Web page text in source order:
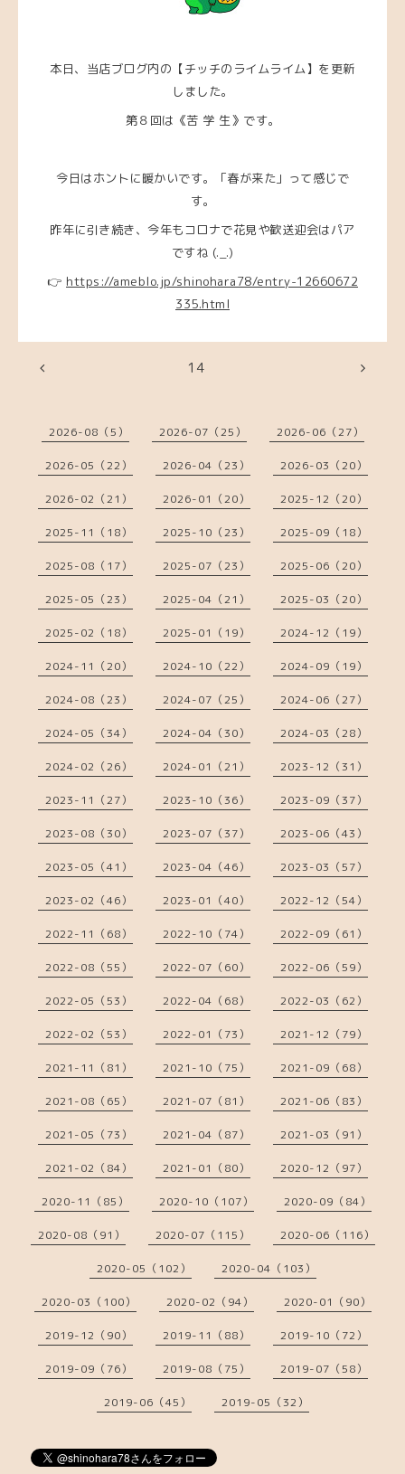
本日、当店ブログ内の【チッチのライムライム】を更新
しました。
第８回は《苦 学 生》です。
今日はホントに暖かいです。「春が来た」って感じで
す。
昨年に引き続き、今年もコロナで花見や歓送迎会はパア
ですね (._.)
👉 https://ameblo.jp/shinohara78/entry-12660672
335.html
14
2026-08（5） 2026-07（25） 2026-06（27）
2026-05（22） 2026-04（23） 2026-03（20）
2026-02（21） 2026-01（20） 2025-12（20）
2025-11（18） 2025-10（23） 2025-09（18）
2025-08（17） 2025-07（23） 2025-06（20）
2025-05（23） 2025-04（21） 2025-03（20）
2025-02（18） 2025-01（19） 2024-12（19）
2024-11（20） 2024-10（22） 2024-09（19）
2024-08（23） 2024-07（25） 2024-06（27）
2024-05（34） 2024-04（30） 2024-03（28）
2024-02（26） 2024-01（21） 2023-12（31）
2023-11（27） 2023-10（36） 2023-09（37）
2023-08（30） 2023-07（37） 2023-06（43）
2023-05（41） 2023-04（46） 2023-03（57）
2023-02（46） 2023-01（40） 2022-12（54）
2022-11（68） 2022-10（74） 2022-09（61）
2022-08（55） 2022-07（60） 2022-06（59）
2022-05（53） 2022-04（68） 2022-03（62）
2022-02（53） 2022-01（73） 2021-12（79）
2021-11（81） 2021-10（75） 2021-09（68）
2021-08（65） 2021-07（81） 2021-06（83）
2021-05（73） 2021-04（87） 2021-03（91）
2021-02（84） 2021-01（80） 2020-12（97）
2020-11（85） 2020-10（107） 2020-09（84）
2020-08（91） 2020-07（115） 2020-06（116）
2020-05（102） 2020-04（103）
2020-03（100） 2020-02（94） 2020-01（90）
2019-12（90） 2019-11（88） 2019-10（72）
2019-09（76） 2019-08（75） 2019-07（58）
2019-06（45） 2019-05（32）